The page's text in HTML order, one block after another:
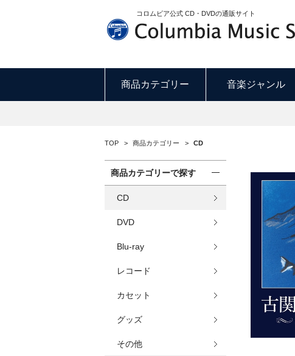
コロムビア公式 CD・DVDの通販サイト
商品カテゴリー 音楽ジャンル
TOP > 商品カテゴリー > CD
商品カテゴリーで探す
CD
DVD
Blu-ray
レコード
カセット
グッズ
その他